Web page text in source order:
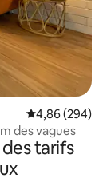
Évaluation
4,86 (294)
des vagues
tarifs